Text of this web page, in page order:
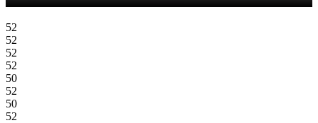
52
52
52
52
50
52
50
52